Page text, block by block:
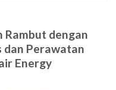
Rambut dengan
dan Perawatan
Energy